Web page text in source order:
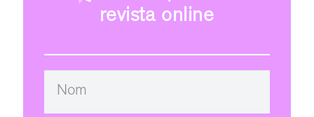
revista online